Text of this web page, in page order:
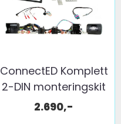
ConnectED Komplett
2-DIN monteringskit
...
2.690,-